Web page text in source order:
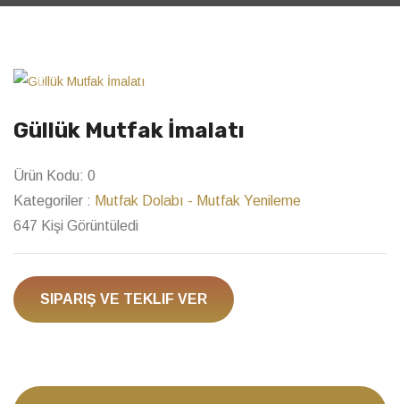
Güllük Mutfak İmalatı
Ürün Kodu: 0
Kategoriler : Mutfak Dolabı - Mutfak Yenileme
647 Kişi Görüntüledi
SIPARIŞ VE TEKLIF VER